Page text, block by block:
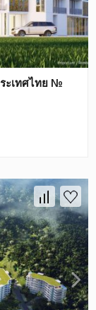
ระเทศไทย №